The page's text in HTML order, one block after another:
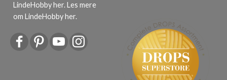
LindeHobby her.Les mere
om LindeHobby her.